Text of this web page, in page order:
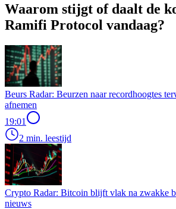
Waarom stijgt of daalt de
Ramifi Protocol vandaag?
Beurs Radar: Beurzen naar recordhoogtes
afnemen
19:01
2 min. leestijd
Crypto Radar: Bitcoin blijft vlak na zwakke
nieuws